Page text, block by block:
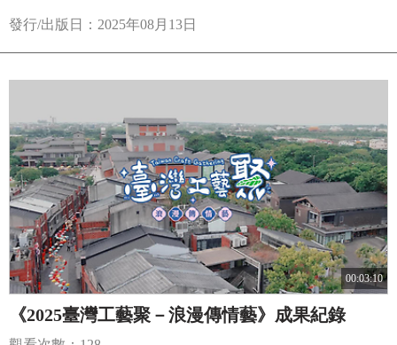
發行/出版日：2025年08月13日
00:03:10
《2025臺灣工藝聚－浪漫傳情藝》成果紀錄